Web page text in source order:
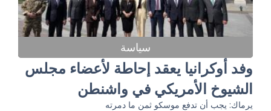
سياسة
وفد أوكرانيا يعقد إحاطة لأعضاء مجلس
الشيوخ الأمريكي في واشنطن
يرماك: يجب أن تدفع موسكو ثمن ما دمرته